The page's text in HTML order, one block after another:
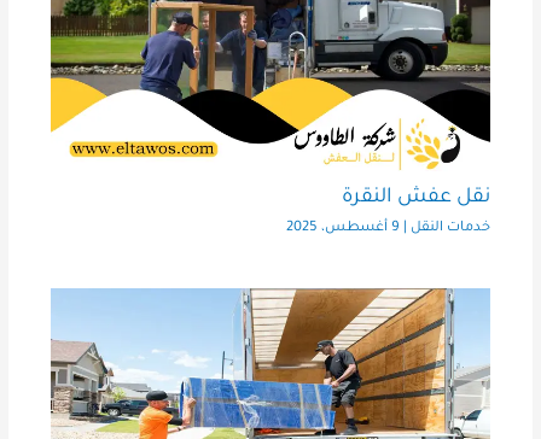
نقل عفش النقرة
خدمات النقل 9 أغسطس، 2025